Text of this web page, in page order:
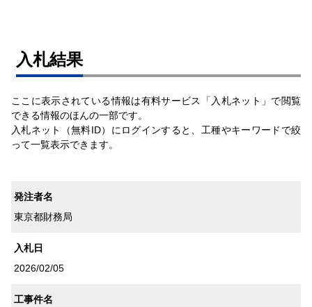
⼊札結果
ここに表示されている情報は有料サービス「入札ネット」で閲覧
できる情報のほんの一部です。
入札ネット（無料ID）にログインすると、工種やキーワードで絞
って一覧表示できます。
発注者名
東京都財務局
入札日
2026/02/05
工事件名